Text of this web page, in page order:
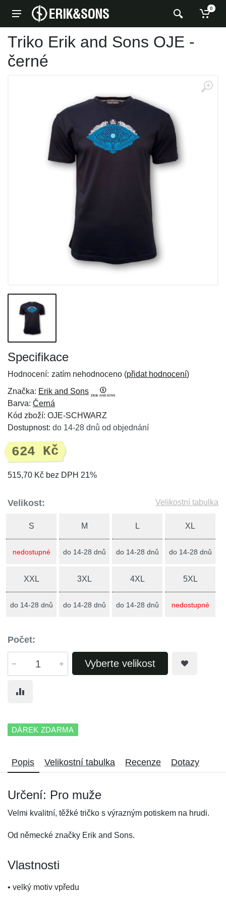
0
Triko Erik and Sons OJE -
černé
Specifikace
Hodnocení: zatím nehodnoceno (přidat hodnocení)
Značka: Erik and Sons
Barva: Černá
Kód zboží: OJE-SCHWARZ
Dostupnost: do 14-28 dnů od objednání
624 Kč
515,70 Kč bez DPH 21%
Velikost: Velikostní tabulka
S
nedostupné
M
do 14-28 dnů
L
do 14-28 dnů
XL
do 14-28 dnů
XXL
do 14-28 dnů
3XL
do 14-28 dnů
4XL
do 14-28 dnů
5XL
nedostupné
Počet:
Vyberte velikost
DÁREK ZDARMA
Popis Velikostní tabulka Recenze Dotazy
Určení: Pro muže
Velmi kvalitní, těžké tričko s výrazným potiskem na hrudi.
Od německé značky Erik and Sons.
Vlastnosti
• velký motiv vpředu